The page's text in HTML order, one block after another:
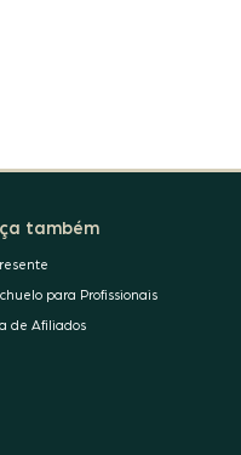
também
para Profissionais
de Afiliados